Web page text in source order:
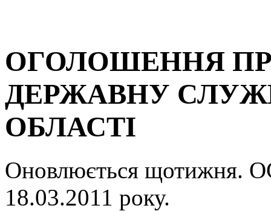
ОГОЛОШЕННЯ
ДЕРЖАВНУ
ОБЛАСТІ
Оновлюється
18.03.2011 року.